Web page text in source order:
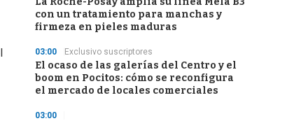
con un tratamiento para manchas y
firmeza en pieles maduras
03:00 Exclusivo suscriptores
El ocaso de las galerías del Centro y el
boom en Pocitos: cómo se reconfigura
el mercado de locales comerciales
03:00